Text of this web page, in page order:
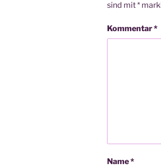
sind mit*
Kommentar*
Name*